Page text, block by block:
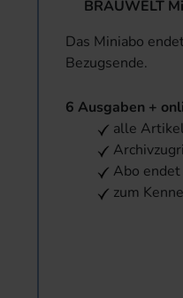
BRAUWELT
Das Miniabo
Bezugsende.
6 Ausgaben +
alle
Abo
zum